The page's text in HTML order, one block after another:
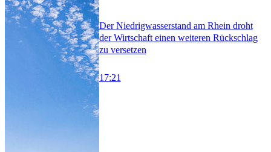
Der Niedrigwasserstand am Rhein droht
der Wirtschaft einen weiteren Rückschlag
zu versetzen
17:21